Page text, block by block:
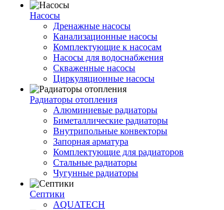
Насосы
Дренажные насосы
Канализационные насосы
Комплектующие к насосам
Насосы для водоснабжения
Скваженные насосы
Циркуляционные насосы
Радиаторы отопления
Алюминиевые радиаторы
Биметаллические радиаторы
Внутрипольные конвекторы
Запорная арматура
Комплектующие для радиаторов
Стальные радиаторы
Чугунные радиаторы
Септики
AQUATECH